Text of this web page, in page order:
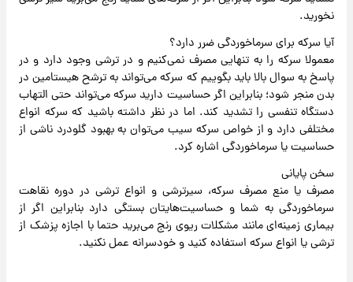
نخورید.
آیا سرکه برای سرماخوردگی ضرر دارد؟
معمولا سرکه را به تنهایی مصرف نمی‌کنیم و در ترشی وجود دارد و در
پاسخ به سوال بالا باید بگوییم که سرکه می‌تواند به ترشح هیستامین در
بدن منجر شود؛ بنابراین اگر حساسیت دارید سرکه می‌تواند حتی التهاب
دستگاه تنفسی را تشدید کند. اما در نظر داشته باشید که سرکه انواع
مختلفی دارد و از خواص سرکه سیب می‌توان به بهبود گلودرد ناشی از
حساسیت یا سرماخوردگی اشاره کرد.
سخن پایانی
مصرف یا منع مصرف سرکه، سیرترشی و انواع ترشی در دوره نقاهت
سرماخوردگی به شما و حساسیت‌هایتان بستگی دارد بنابراین اگر از
بیماری زمینه‌ای مانند مشکلات ریوی رنج می‌برید حتما با اجازه پزشک از
ترشی یا انواع سرکه استفاده کنید و خودسرانه عمل نکنید.